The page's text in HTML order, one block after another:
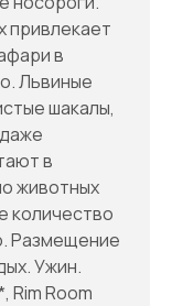
привлекает
в
Львиные
шакалы,
в
животных
количество
Размещение
Ужин.
Rim Room